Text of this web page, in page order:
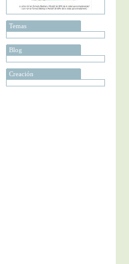
Temas
Blog
Creación